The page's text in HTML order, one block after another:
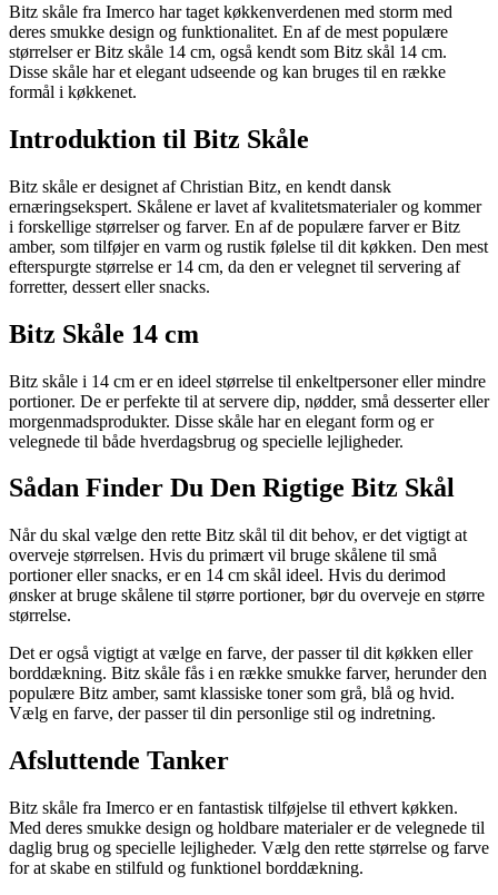
Bitz skåle fra Imerco har taget køkkenverdenen med storm med
deres smukke design og funktionalitet. En af de mest populære
størrelser er Bitz skåle 14 cm, også kendt som Bitz skål 14 cm.
Disse skåle har et elegant udseende og kan bruges til en række
formål i køkkenet.
Introduktion til Bitz Skåle
Bitz skåle er designet af Christian Bitz, en kendt dansk
ernæringsekspert. Skålene er lavet af kvalitetsmaterialer og kommer
i forskellige størrelser og farver. En af de populære farver er Bitz
amber, som tilføjer en varm og rustik følelse til dit køkken. Den mest
efterspurgte størrelse er 14 cm, da den er velegnet til servering af
forretter, dessert eller snacks.
Bitz Skåle 14 cm
Bitz skåle i 14 cm er en ideel størrelse til enkeltpersoner eller mindre
portioner. De er perfekte til at servere dip, nødder, små desserter eller
morgenmadsprodukter. Disse skåle har en elegant form og er
velegnede til både hverdagsbrug og specielle lejligheder.
Sådan Finder Du Den Rigtige Bitz Skål
Når du skal vælge den rette Bitz skål til dit behov, er det vigtigt at
overveje størrelsen. Hvis du primært vil bruge skålene til små
portioner eller snacks, er en 14 cm skål ideel. Hvis du derimod
ønsker at bruge skålene til større portioner, bør du overveje en større
størrelse.
Det er også vigtigt at vælge en farve, der passer til dit køkken eller
borddækning. Bitz skåle fås i en række smukke farver, herunder den
populære Bitz amber, samt klassiske toner som grå, blå og hvid.
Vælg en farve, der passer til din personlige stil og indretning.
Afsluttende Tanker
Bitz skåle fra Imerco er en fantastisk tilføjelse til ethvert køkken.
Med deres smukke design og holdbare materialer er de velegnede til
daglig brug og specielle lejligheder. Vælg den rette størrelse og farve
for at skabe en stilfuld og funktionel borddækning.